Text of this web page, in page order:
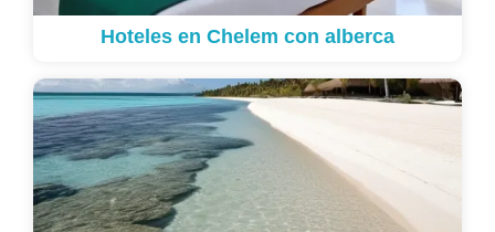
Hoteles en Chelem con alberca